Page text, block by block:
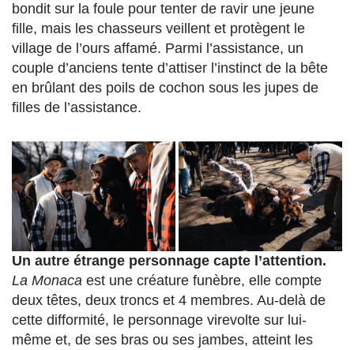
bondit sur la foule pour tenter de ravir une jeune
fille, mais les chasseurs veillent et protègent le
village de l’ours affamé. Parmi l’assistance, un
couple d’anciens tente d’attiser l’instinct de la bête
en brûlant des poils de cochon sous les jupes de
filles de l’assistance.
Un autre étrange personnage capte l’attention.
La Monaca est une créature funèbre, elle compte
deux têtes, deux troncs et 4 membres. Au-delà de
cette difformité, le personnage virevolte sur lui-
même et, de ses bras ou ses jambes, atteint les